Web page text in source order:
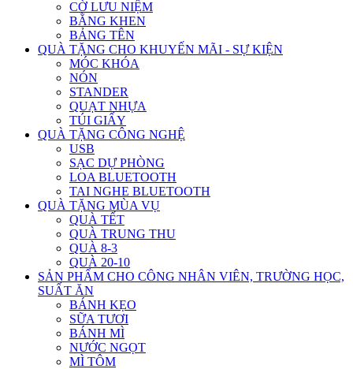
CỜ LƯU NIỆM
BẰNG KHEN
BẢNG TÊN
QUÀ TẶNG CHO KHUYẾN MÃI - SỰ KIỆN
MÓC KHÓA
NÓN
STANDER
QUẠT NHỰA
TÚI GIẤY
QUÀ TẶNG CÔNG NGHỆ
USB
SẠC DỰ PHÒNG
LOA BLUETOOTH
TAI NGHE BLUETOOTH
QUÀ TẶNG MÙA VỤ
QUÀ TẾT
QUÀ TRUNG THU
QUÀ 8-3
QUÀ 20-10
SẢN PHẨM CHO CÔNG NHÂN VIÊN, TRƯỜNG HỌC,
SUẤT ĂN
BÁNH KẸO
SỮA TƯƠI
BÁNH MÌ
NƯỚC NGỌT
MÌ TÔM